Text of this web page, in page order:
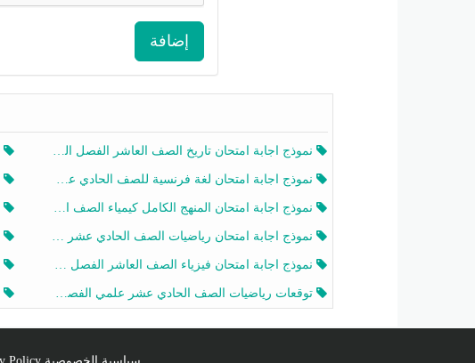
إضافة
نموذج اجابة امتحان تاريخ الصف العاشر الفصل الثاني 2025-2026
نموذج اجابة امتحان لغة فرنسية للصف الحادي عشر أدبي الفصل الثاني 2025-2026
نموذج اجابة امتحان المنهج الكامل كيمياء الصف الحادي عشر علمي الفصل الثاني 2025-2026
نموذج اجابة امتحان رياضيات الصف الحادي عشر علمي الفصل الثاني 2025-2026
نموذج اجابة امتحان فيزياء الصف العاشر الفصل الثاني 2025-2026
توقعات رياضيات الصف الحادي عشر علمي الفصل الثاني 2025-2026 أ عمرو فايز